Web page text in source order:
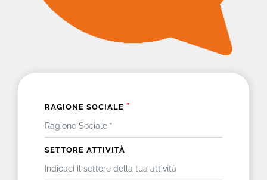
RAGIONE SOCIALE *
SETTORE ATTIVITÀ